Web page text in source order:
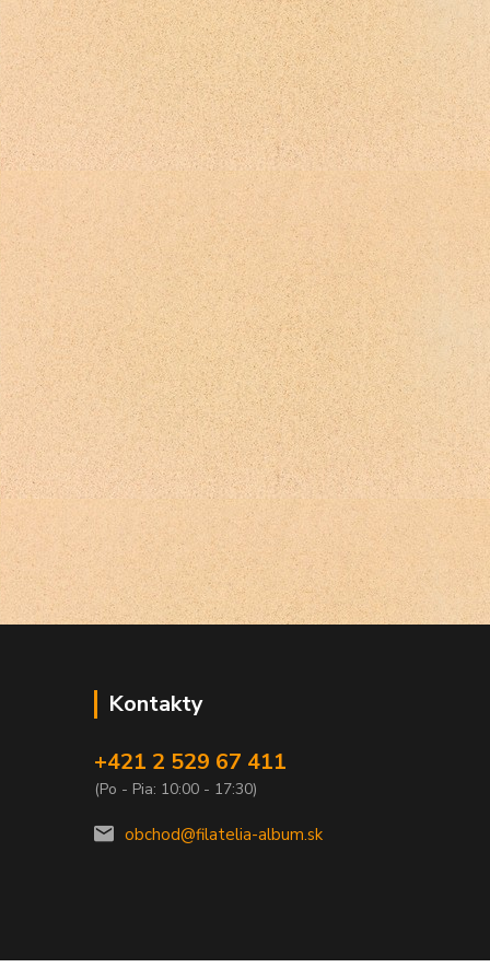
Kontakty
+421 2 529 67 411
(Po - Pia: 10:00 - 17:30)
obchod@filatelia-album.sk